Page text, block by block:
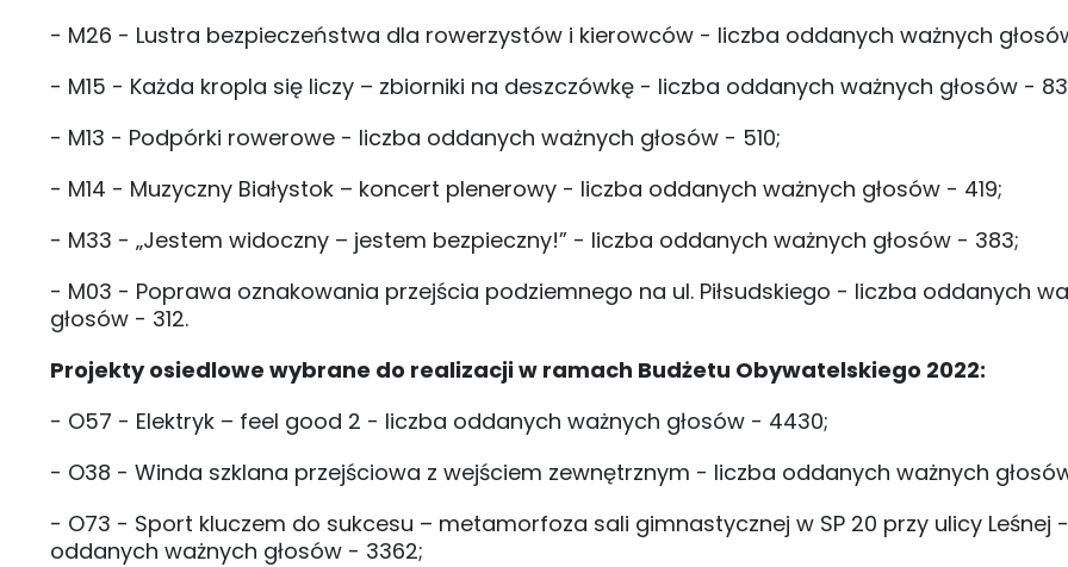
- M26 - Lustra bezpieczeństwa dla rowerzystów i kierowców - liczba oddanych ważnych
- M15 - Każda kropla się liczy – zbiorniki na deszczówkę - liczba oddanych ważnych głosów -
- M13 - Podpórki rowerowe - liczba oddanych ważnych głosów - 510;
- M14 - Muzyczny Białystok – koncert plenerowy - liczba oddanych ważnych głosów - 419;
- M33 - „Jestem widoczny – jestem bezpieczny!” - liczba oddanych ważnych głosów - 383;
- M03 - Poprawa oznakowania przejścia podziemnego na ul. Piłsudskiego - liczba oddanych
głosów - 312.
Projekty osiedlowe wybrane do realizacji w ramach Budżetu Obywatelskiego 2022:
- O57 - Elektryk – feel good 2 - liczba oddanych ważnych głosów - 4430;
- O38 - Winda szklana przejściowa z wejściem zewnętrznym - liczba oddanych ważnych
- O73 - Sport kluczem do sukcesu – metamorfoza sali gimnastycznej w SP 20 przy ulicy Leśnej
oddanych ważnych głosów - 3362;